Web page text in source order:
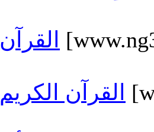
القرآن
القرآن الكريم